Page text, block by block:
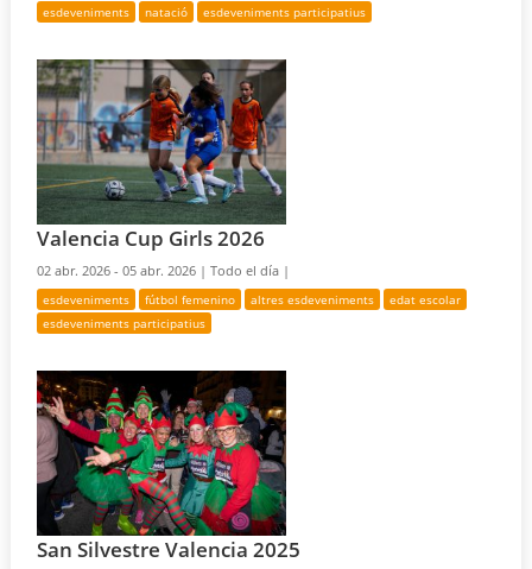
esdeveniments natació esdeveniments participatius
Valencia Cup Girls 2026
02 abr. 2026 - 05 abr. 2026 |Todo el día |
esdeveniments fútbol femenino altres esdeveniments
edat escolar
esdeveniments participatius
San Silvestre Valencia 2025